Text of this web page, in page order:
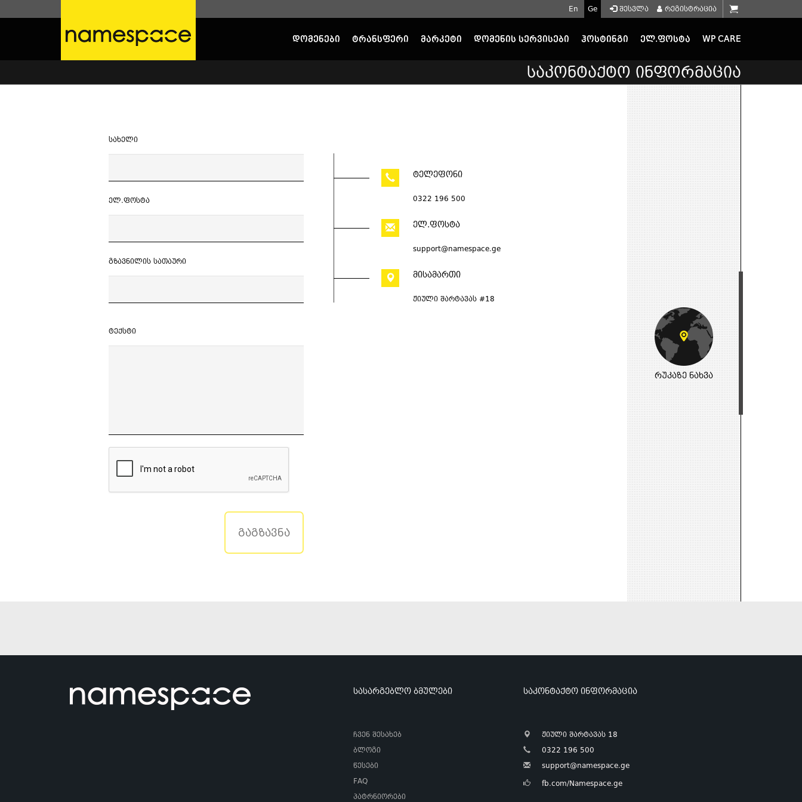
რეგისტრაცია
შესვლა
En Ge
დომენები ტრანსფერი მარკეტი დომენის სერვისები ჰოსტინგი ელ.ფოსტა WP CARE
საკონტაქტო ინფორმაცია
სახელი
ელ.ფოსტა
გზავნილის სათაური
ტექსტი
გაგზავნა
ტელეფონი
0322 196 500
ელ.ფოსტა
support@namespace.ge
მისამართი
ჟიული შარტავას #18
რუკაზე ნახვა
სასარგებლო ბმულები
ჩვენ შესახებ
ბლოგი
წესები
FAQ
პატრნიორები
საკონტაქტო ინფორმაცია
ჟიული შარტავას 18
0322 196 500
support@namespace.ge
fb.com/Namespace.ge